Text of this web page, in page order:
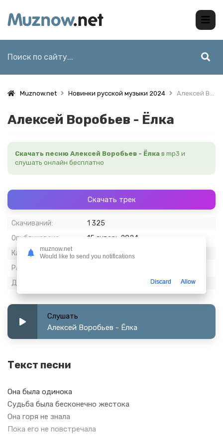
Muznow.net Новинки русской музыки 2024 Алексей Воробьев - Ёлка
Алексей Воробьев - Ёлка
Скачать песню Алексей Воробьев - Ёлка в mp3 и
слушать онлайн бесплатно
Скачать трек
Скачиваний:
1 325
Опубликовано:
15 январь 2024
Качество:
320 kbps, Stereo
Размер:
Длительность:
Слушать
Алексей Воробьев - Ёлка
Текст песни
Она была одинока
Судьба была бесконечно жестока
Она горя не знала
Пока его не повстречала
muznow.net
Would like to send you notifications
Discard Allow